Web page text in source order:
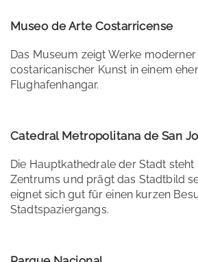
Museo de Arte Costarricense
Das Museum zeigt Werke
costaricanischer Kunst in einem
Flughafenhangar.
Catedral Metropolitana de San
Die Hauptkathedrale der Stadt steht
Zentrums und prägt das Stadtbild
eignet sich gut für einen kurzen
Stadtspaziergangs.